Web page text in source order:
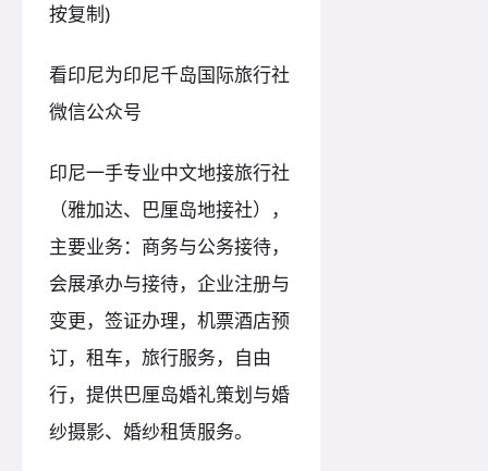
按复制)
看印尼为印尼千岛国际旅行社
微信公众号
印尼一手专业中文地接旅行社
（雅加达、巴厘岛地接社），
主要业务：商务与公务接待，
会展承办与接待，企业注册与
变更，签证办理，机票酒店预
订，租车，旅行服务，自由
行，提供巴厘岛婚礼策划与婚
纱摄影、婚纱租赁服务。